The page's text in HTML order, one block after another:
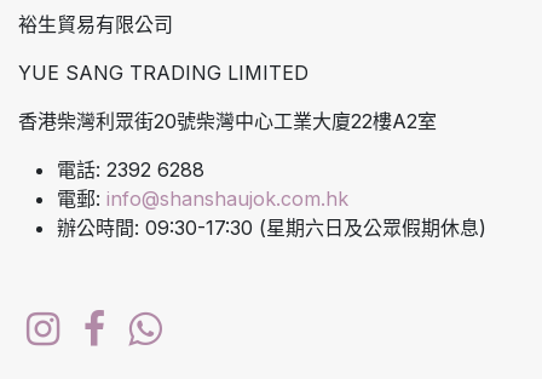
裕生貿易有限公司
YUE SANG TRADING LIMITED
香港柴灣利眾街20號柴灣中心工業大廈22樓A2室
電話: 2392 6288
電郵: info@shanshaujok.com.hk
辦公時間: 09:30-17:30 (星期六日及公眾假期休息)